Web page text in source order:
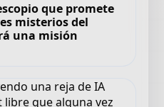
que promete
misterios del
una misión